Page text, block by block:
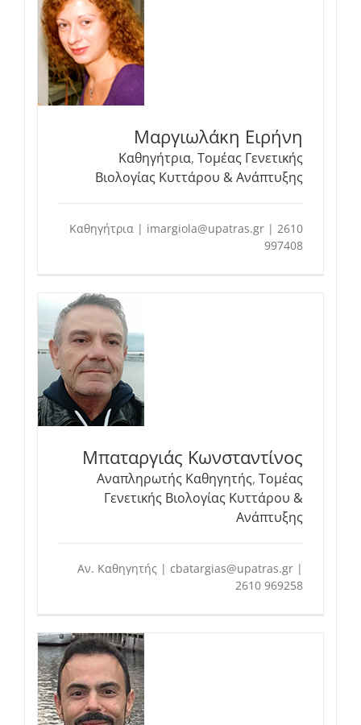
Μαργιωλάκη Ειρήνη
Καθηγήτρια, Τομέας Γενετικής
Βιολογίας Κυττάρου & Ανάπτυξης
Καθηγήτρια | imargiola@upatras.gr | 2610
997408
Μπαταργιάς Κωνσταντίνος
Αναπληρωτής Καθηγητής, Τομέας
Γενετικής Βιολογίας Κυττάρου &
Ανάπτυξης
Αν. Καθηγητής | cbatargias@upatras.gr |
2610 969258